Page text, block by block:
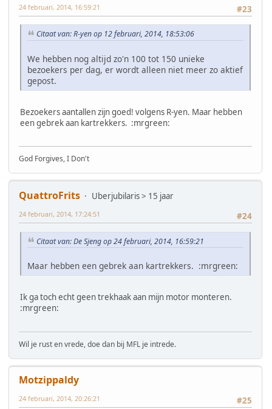
#23
24 februari, 2014, 16:59:21
Citaat van: R-yen op 12 februari, 2014, 18:53:06
We hebben nog altijd zo'n 100 tot 150 unieke
bezoekers per dag, er wordt alleen niet meer zo aktief
gepost.
Bezoekers aantallen zijn goed! volgens R-yen. Maar hebben
een gebrek aan kartrekkers. :mrgreen:
God Forgives, I Don't
QuattroFrits
Uberjubilaris > 15 jaar
#24
24 februari, 2014, 17:24:51
Citaat van: De Sjeng op 24 februari, 2014, 16:59:21
Maar hebben een gebrek aan kartrekkers. :mrgreen:
Ik ga toch echt geen trekhaak aan mijn motor monteren.
:mrgreen:
Wil je rust en vrede, doe dan bij MFL je intrede.
Motzippaldy
#25
24 februari, 2014, 20:26:21